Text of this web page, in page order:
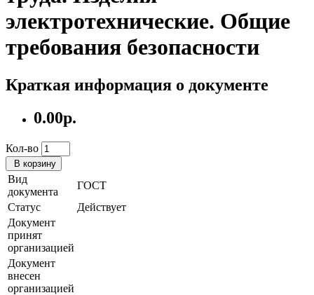
электротехнические. Общие
требования безопасности
Краткая информация о документе
0.00р.
Кол-во
В корзину
Вид
документа
ГОСТ
Статус
Действует
Документ
принят
организацией
Документ
внесен
организацией